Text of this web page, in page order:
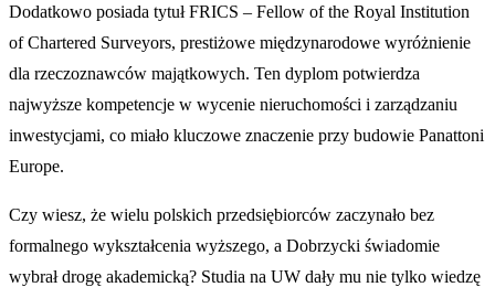
Dodatkowo posiada tytuł FRICS – Fellow of the Royal Institution
of Chartered Surveyors, prestiżowe międzynarodowe wyróżnienie
dla rzeczoznawców majątkowych. Ten dyplom potwierdza
najwyższe kompetencje w wycenie nieruchomości i zarządzaniu
inwestycjami, co miało kluczowe znaczenie przy budowie Panattoni
Europe.
Czy wiesz, że wielu polskich przedsiębiorców zaczynało bez
formalnego wykształcenia wyższego, a Dobrzycki świadomie
wybrał drogę akademicką? Studia na UW dały mu nie tylko wiedzę